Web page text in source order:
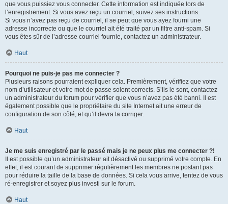
que vous puissiez vous connecter. Cette information est indiquée lors de
l’enregistrement. Si vous avez reçu un courriel, suivez ses instructions.
Si vous n’avez pas reçu de courriel, il se peut que vous ayez fourni une
adresse incorrecte ou que le courriel ait été traité par un filtre anti-spam. Si
vous êtes sûr de l’adresse courriel fournie, contactez un administrateur.
Haut
Pourquoi ne puis-je pas me connecter ?
Plusieurs raisons pourraient expliquer cela. Premièrement, vérifiez que votre
nom d’utilisateur et votre mot de passe soient corrects. S’ils le sont, contactez
un administrateur du forum pour vérifier que vous n’avez pas été banni. Il est
également possible que le propriétaire du site Internet ait une erreur de
configuration de son côté, et qu’il devra la corriger.
Haut
Je me suis enregistré par le passé mais je ne peux plus me connecter ?!
Il est possible qu’un administrateur ait désactivé ou supprimé votre compte. En
effet, il est courant de supprimer régulièrement les membres ne postant pas
pour réduire la taille de la base de données. Si cela vous arrive, tentez de vous
ré-enregistrer et soyez plus investi sur le forum.
Haut